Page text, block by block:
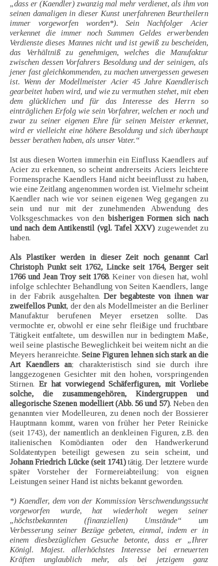
„dass er (Kaendler) zwanzig mal mehr verdienet, als ihm von
seinen damaligen in dieser Kunst unerfahrenen Beurtheilern
immer vorgeworfen worden*). Sein Nachfolger Acier
verkennet die immer noch Summen Geldes erwerbenden
Verdienste dieses Mannes nicht und ist gewiß zu bescheiden,
das Verhältniß zu genehmigen, welches die Manufaktur
zwischen dessen Vorfahrers Besoldung und der seinigen, als
jener fast gleichkommenden, zu machen unvergessen gewesen
ist. Wenn der Modellmeister Acier 45 Jahre Kaendlerisch
gearbeitet haben wird, und wie zu vermuthen stehet, mit eben
dem glücklichen und für das Interesse des Herrn so
einträglichen Erfolg wie sein Vorfahrer, welchen er noch und
zwar zu seiner eigenen Ehre für seinen Meister erkennet,
wird er vielleicht eine höhere Besoldung und sich überhaupt
besser berathen haben, als unser Vater.“
Ist aus diesen Worten immerhin ein Einfluss Kaendlers auf
Acier zu erkennen, so scheint andrerseits Aciers leichtere
Formensprache Kaendlers Hand nicht beeinflusst zu haben,
wie eine Zeitlang angenommen worden ist. Vielmehr scheint
Kaendler nach wie vor seinen eigenen Weg gegangen zu
sein und nur mit der zunehmenden Abwendung des
Volksgeschmackes von denbisherigen Formen sich nach
und nach dem Antikenstil (vgl. Tafel XXV) zugewendet zu
haben.
Als Plastiker werden in dieser Zeit noch genannt Carl
Christoph Punkt seit 1762, Lincke seit 1764, Berger seit
1766 und Jean Troy seit 1768. Keiner von diesen hat, wohl
infolge schlechter Behandlung von Seiten Kaendlers, lange
in der Fabrik ausgehalten. Der begabteste von ihnen war
zweifellos Punkt, der den als Modellmeister an die Berliner
Manufaktur berufenen Meyer ersetzen sollte. Das
vermochte er, obwohl er eine sehr fleißige und fruchtbare
Tätigkeit entfaltete, um deswillen nur in bedingtem Maße,
weil seine plastische Beweglichkeit bei weitem nicht an die
Meyers heranreichte.Seine Figuren lehnen sich stark an die
Art Kaendlers an; charakteristisch sind sie durch ihre
langgezogenen Gesichter mit den hohen, vorspringenden
Stirnen. Er hat vorwiegend Schäferfiguren, mit Vorliebe
solche, die zusammengehören, Kindergruppen und
allegorische Szenen modelliert (Abb. 56 und 57). Neben den
genannten vier Modelleuren, zu denen noch der Bossierer
Hauptmann kommt, waren von früher her Peter Reinicke
(seit 1743), der namentlich an denkleinen Figuren, z.B. den
italienischen Komödianten oder den Handwerkerund
Soldatentypen beteiligt gewesen zu sein scheint, und
Johann Friedrich Lücke (seit 1741)tätig. Der letztere wurde
später Vorsteher der Formereiabteilung; von eignen
Leistungen seiner Hand ist nichts bekannt geworden.
*) Kaendler, dem von der Kommission Verschwendungssucht
vorgeworfen wurde, hat wiederholt wegen seiner
„höchstbekannten (finanziellen) Umstände“ um
Verbesserung seiner Bezüge gebeten, einmal, indem er in
einem diesbezüglichen Gesuche betonte, dass er „Ihrer
Königl. Majest. allerhöchstes Interesse bei erneuerten
Kräften unglaublich mehr, als bei jetzigem ganz